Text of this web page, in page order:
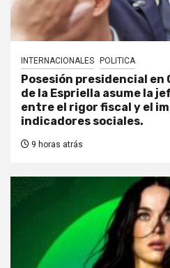
INTERNACIONALES POLITICA
Posesión presidencial en
de la Espriella asume la
entre el rigor fiscal y el
indicadores sociales.
9 horas atrás